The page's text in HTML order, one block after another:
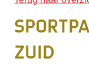
Zuid